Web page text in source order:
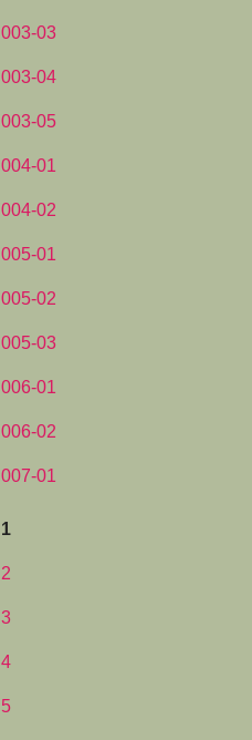
003-03
003-04
003-05
004-01
004-02
005-01
005-02
005-03
006-01
006-02
007-01
1
2
3
4
5